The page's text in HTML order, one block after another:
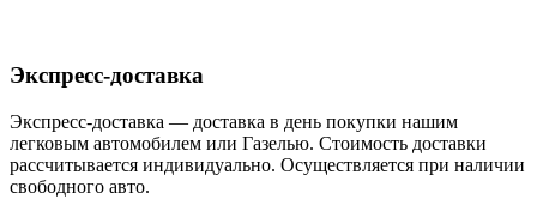
Экспресс-доставка
Экспресс-доставка — доставка в день покупки нашим
легковым автомобилем или Газелью. Стоимость доставки
рассчитывается индивидуально. Осуществляется при наличии
свободного авто.